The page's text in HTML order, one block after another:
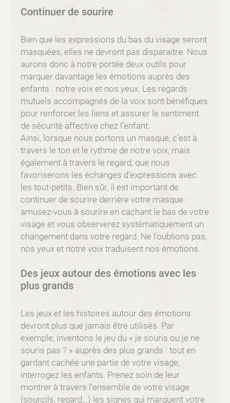
Continuer de sourire
Bien que les expressions du bas du visage seront
masquées, elles ne devront pas disparaitre. Nous
aurons donc à notre portée deux outils pour
marquer davantage les émotions auprès des
enfants : notre voix et nos yeux. Les regards
mutuels accompagnés de la voix sont bénéfiques
pour renforcer les liens et assurer le sentiment
de sécurité affective chez l’enfant.
Ainsi, lorsque nous portons un masque, c’est à
travers le ton et le rythme de notre voix, mais
également à travers le regard, que nous
favoriserons les échanges d’expressions avec
les tout-petits. Bien sûr, il est important de
continuer de sourire derrière votre masque :
amusez-vous à sourire en cachant le bas de votre
visage et vous observerez systématiquement un
changement dans votre regard. Ne l’oublions pas,
nos yeux et notre voix traduisent nos émotions.
Des jeux autour des émotions avec les
plus grands
Les jeux et les histoires autour des émotions
devront plus que jamais être utilisés. Par
exemple, inventons le jeu du « je souris ou je ne
souris pas ? » auprès des plus grands : tout en
gardant cachée une partie de votre visage,
interrogez les enfants. Prenez soin de leur
montrer à travers l’ensemble de votre visage
(sourcils, regard…) les signes qui marquent votre